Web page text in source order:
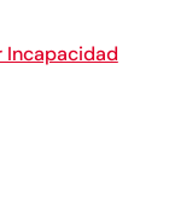
Incapacidad